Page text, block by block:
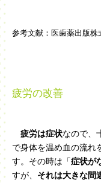
参考文献：医歯薬出版
疲労の改善
疲労は症状なので、
で身体を温め血の流れ
す。その時は「症状が
すが、 それは大きな間